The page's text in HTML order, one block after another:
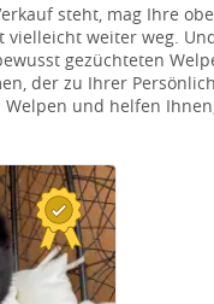
steht, mag Ihre
weiter weg.
gezüchteten
der zu Ihrer
und helfen Ihnen,